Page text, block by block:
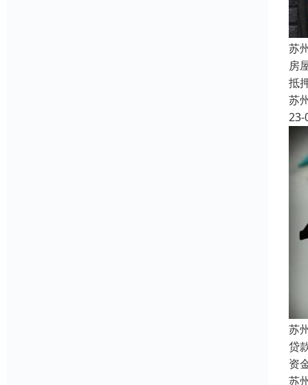
苏
房
抵
苏
23-
苏
贷
资
苏